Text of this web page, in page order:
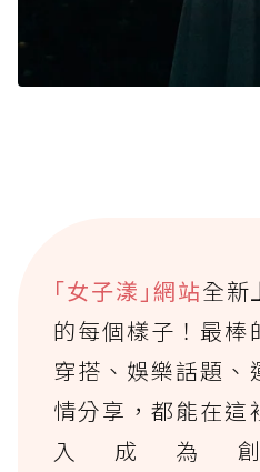
｢女子漾｣網站全新
的每個樣子！最棒
穿搭、娛樂話題、
情分享，都能在這
入成為